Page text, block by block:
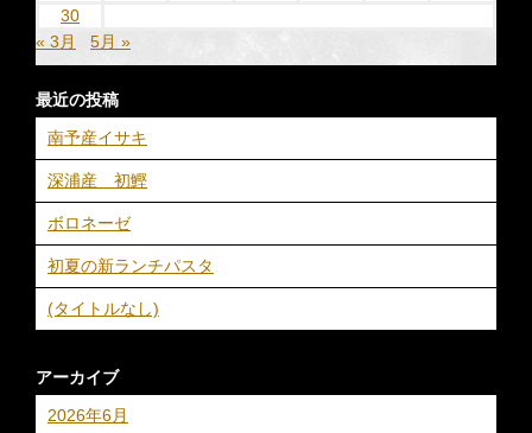
30
« 3月
5月 »
最近の投稿
南予産イサキ
深浦産 初鰹
ボロネーゼ
初夏の新ランチパスタ
(タイトルなし)
アーカイブ
2026年6月